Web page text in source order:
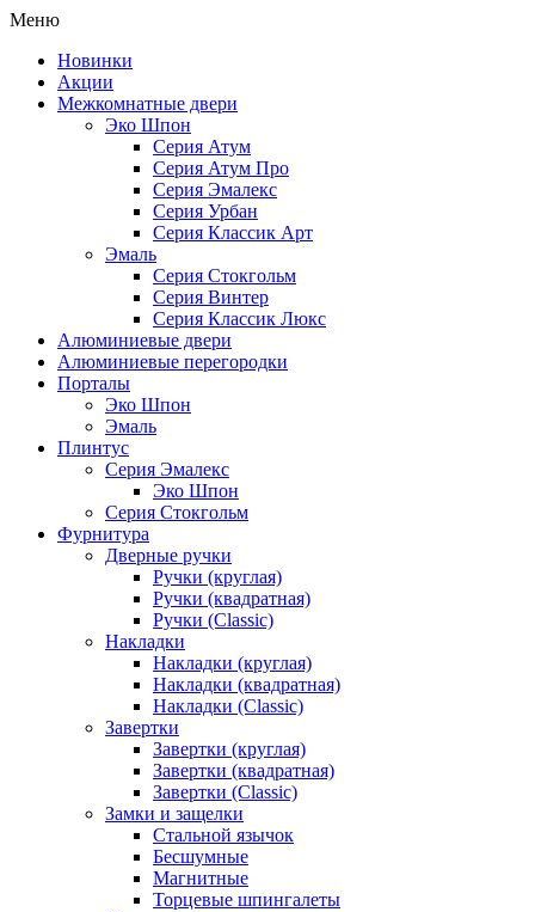
Меню
Новинки
Акции
Межкомнатные двери
Эко Шпон
Серия Атум
Серия Атум Про
Серия Эмалекс
Серия Урбан
Серия Классик Арт
Эмаль
Серия Стокгольм
Серия Винтер
Серия Классик Люкс
Алюминиевые двери
Алюминиевые перегородки
Порталы
Эко Шпон
Эмаль
Плинтус
Серия Эмалекс
Эко Шпон
Серия Стокгольм
Фурнитура
Дверные ручки
Ручки (круглая)
Ручки (квадратная)
Ручки (Classic)
Накладки
Накладки (круглая)
Накладки (квадратная)
Накладки (Classic)
Завертки
Завертки (круглая)
Завертки (квадратная)
Завертки (Classic)
Замки и защелки
Стальной язычок
Бесшумные
Магнитные
Торцевые шпингалеты